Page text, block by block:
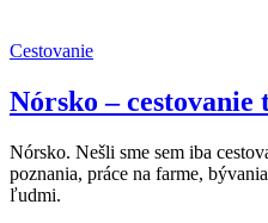
Cestovanie
Nórsko –
Nórsko. Nešli sme sem iba
poznania, práce na farme,
ľudmi.